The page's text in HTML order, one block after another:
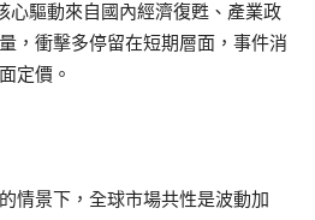
心驅動來自國內經濟復甦、產業政
，衝擊多停留在短期層面，事件消
定價。
情景下，全球市場共性是波動加